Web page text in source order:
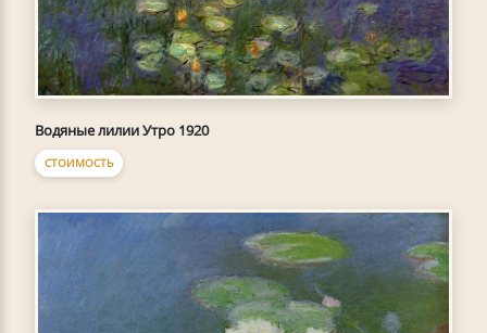
Водяные лилии Утро 1920
СТОИМОСТЬ